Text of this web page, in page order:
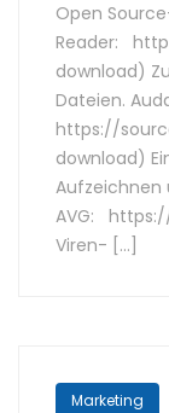
Open
Reader:
download)
Dateien.
https://
download)
Aufzeichnen
AVG:
Viren- […]
Marketing